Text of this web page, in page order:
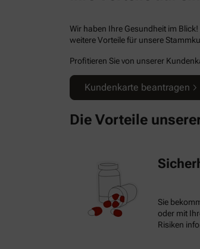
Wir haben Ihre Gesundheit im
weitere Vorteile für unsere
Profitieren Sie von unserer
Kundenkarte beantragen
Die Vorteile
Sie
oder mit
Risiken